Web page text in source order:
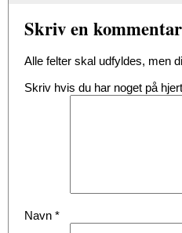
Skriv en kommentar
Alle felter skal udfyldes, men
Skriv hvis du har noget på
Navn *